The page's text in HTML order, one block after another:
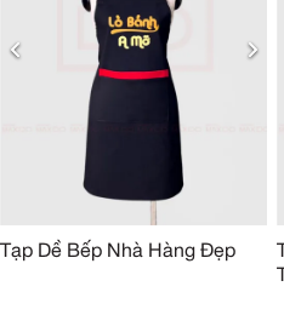
Tạp Dề Bếp Nhà Hàng Đẹp